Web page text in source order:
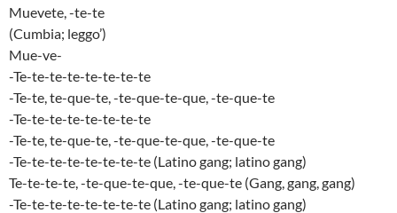
Muevete, -te-te
(Cumbia; leggo’)
Mue-ve-
-Te-te-te-te-te-te-te-te
-Te-te, te-que-te, -te-que-te-que, -te-que-te
-Te-te-te-te-te-te-te-te
-Te-te, te-que-te, -te-que-te-que, -te-que-te
-Te-te-te-te-te-te-te-te (Latino gang; latino gang)
Te-te-te-te, -te-que-te-que, -te-que-te (Gang, gang, gang)
-Te-te-te-te-te-te-te-te (Latino gang; latino gang)